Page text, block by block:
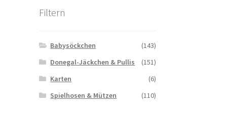
Filtern
Babysöckchen
(143)
Donegal-Jäckchen & Pullis
(151)
Karten
(6)
Spielhosen & Mützen
(110)